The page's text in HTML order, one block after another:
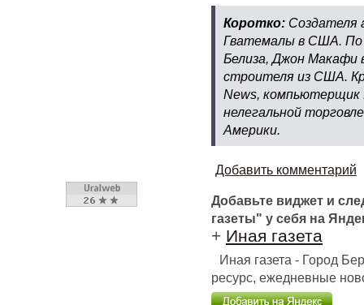
Коротко: Создателя
Гватемалы в США. По
Белиза, Джон Макафи
строителя из США.
News, компьютерщик
нелегальной
Америки.
Добавить комментарий
Добавьте виджет и
газеты" у себя на
+ Иная газета
Иная газета - Город
ресурс, ежедневные